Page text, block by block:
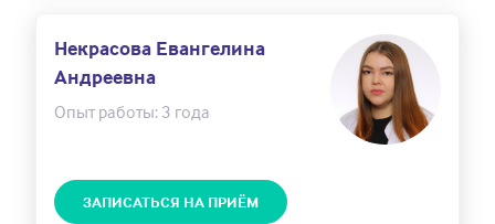
Некрасова Евангелина
Андреевна
Опыт работы: 3 года
ЗАПИСАТЬСЯ НА ПРИЁМ